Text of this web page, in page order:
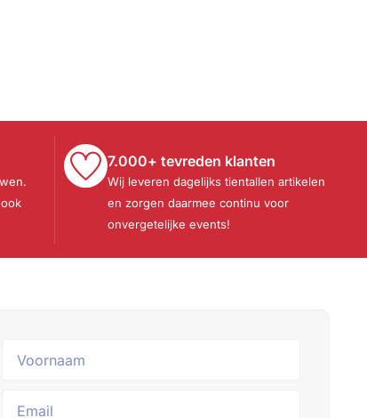
7.000+ tevreden klanten
Wij leveren dagelijks tientallen artikelen
en zorgen daarmee continu voor
onvergetelijke events!